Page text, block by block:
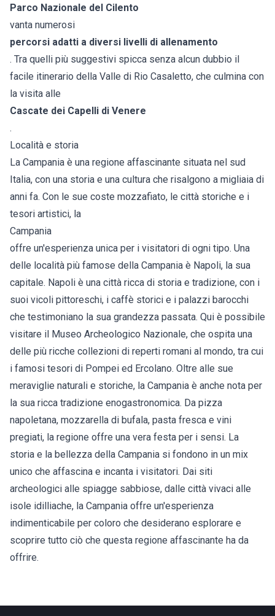
Parco Nazionale del Cilento
vanta numerosi
percorsi adatti a diversi livelli di allenamento
. Tra quelli più suggestivi spicca senza alcun dubbio il
facile itinerario della Valle di Rio Casaletto, che culmina con
la visita alle
Cascate dei Capelli di Venere
.
Località e storia
La Campania è una regione affascinante situata nel sud
Italia, con una storia e una cultura che risalgono a migliaia di
anni fa. Con le sue coste mozzafiato, le città storiche e i
tesori artistici, la
Campania
offre un'esperienza unica per i visitatori di ogni tipo. Una
delle località più famose della Campania è Napoli, la sua
capitale. Napoli è una città ricca di storia e tradizione, con i
suoi vicoli pittoreschi, i caffè storici e i palazzi barocchi
che testimoniano la sua grandezza passata. Qui è possibile
visitare il Museo Archeologico Nazionale, che ospita una
delle più ricche collezioni di reperti romani al mondo, tra cui
i famosi tesori di Pompei ed Ercolano. Oltre alle sue
meraviglie naturali e storiche, la Campania è anche nota per
la sua ricca tradizione enogastronomica. Da pizza
napoletana, mozzarella di bufala, pasta fresca e vini
pregiati, la regione offre una vera festa per i sensi. La
storia e la bellezza della Campania si fondono in un mix
unico che affascina e incanta i visitatori. Dai siti
archeologici alle spiagge sabbiose, dalle città vivaci alle
isole idilliache, la Campania offre un'esperienza
indimenticabile per coloro che desiderano esplorare e
scoprire tutto ciò che questa regione affascinante ha da
offrire.